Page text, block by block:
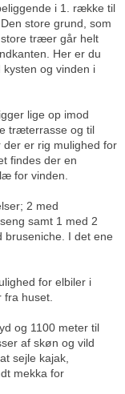
i 1. række til
store grund, som
træer går helt
Her er du
og vinden i
lige op imod
træterrasse og til
der er rig mulighed for
findes der en
for vinden.
2 med
samt 1 med 2
I det ene
for elbiler i
fra huset.
og 1100 meter til
af skøn og vild
sejle kajak,
mekka for